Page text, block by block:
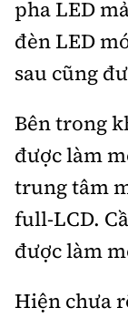
pha LED
đèn LED
sau cũng
Bên trong
được làm
trung tâm
full-LCD.
được làm
Hiện chưa